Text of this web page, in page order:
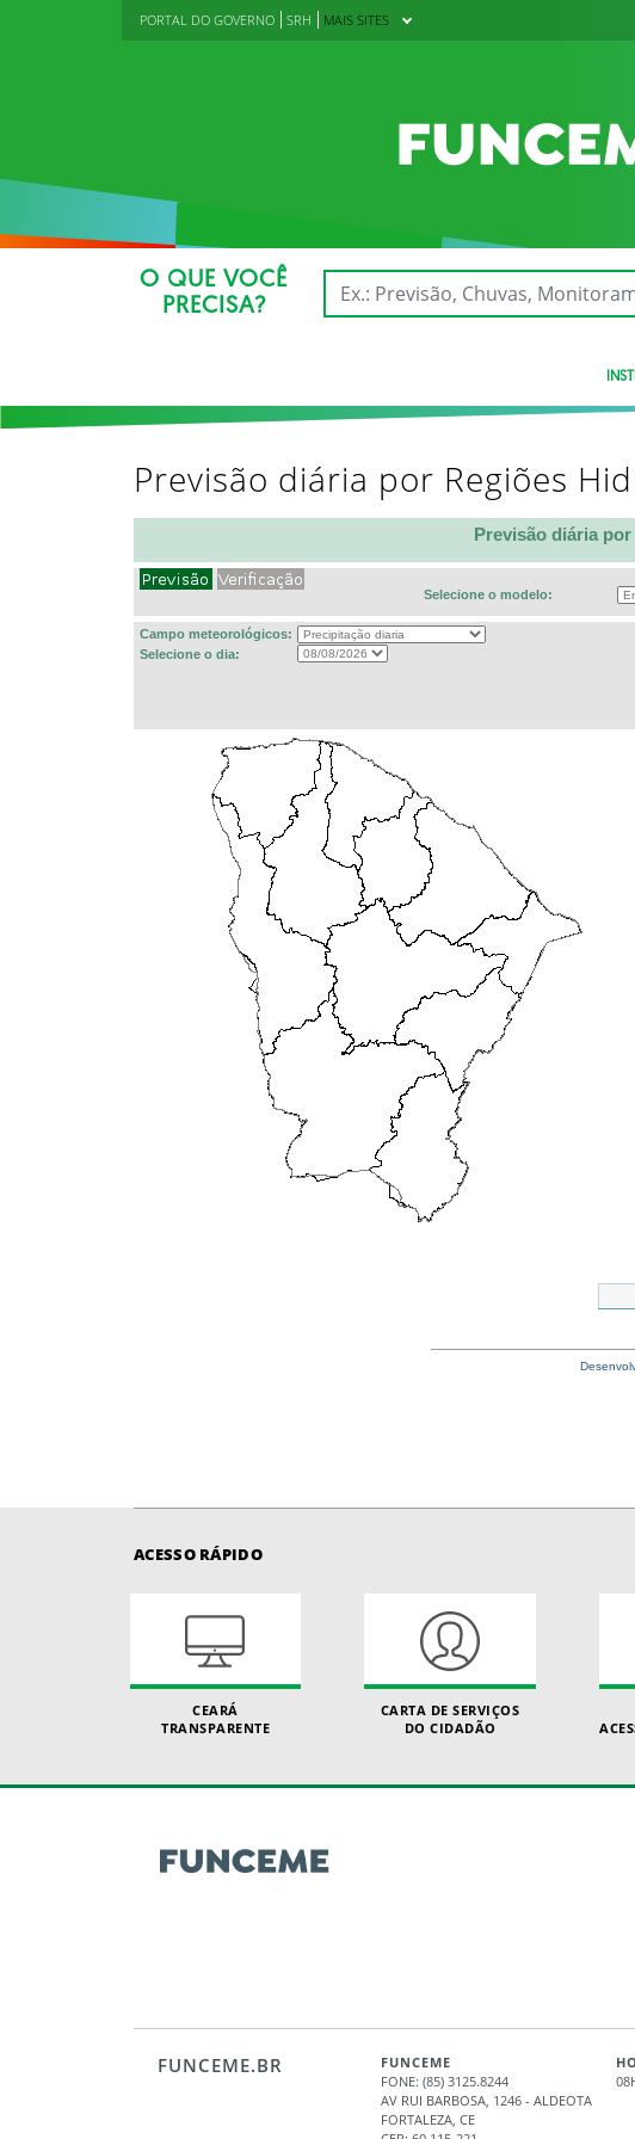
PORTAL DO GOVERNO SRH MAIS SITES
O QUE VOCÊ
PRECISA?
Previsão diária por Regiões
ACESSO RÁPIDO
CEARÁ
TRANSPARENTE
CARTA DE SERVIÇOS
DO CIDADÃO
FUNCEME.BR
FUNCEME
FONE: (85) 3125.8244
AV RUI BARBOSA, 1246 - ALDEOTA
FORTALEZA, CE